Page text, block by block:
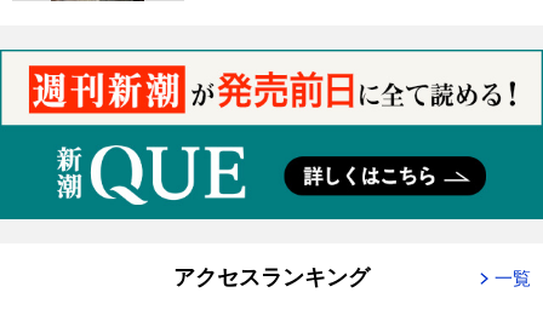
アクセスランキング 一覧